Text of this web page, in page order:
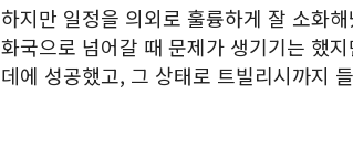
하지만 일정을 의외로 훌륭하게 잘 소화
화국으로 넘어갈 때 문제가 생기기는 했
데에 성공했고, 그 상태로 트빌리시까지